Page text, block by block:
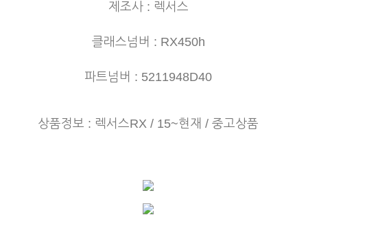
제조사 : 렉서스
클래스넘버 : RX450h
파트넘버 : 5211948D40
상품정보 : 렉서스RX / 15~현재 / 중고상품